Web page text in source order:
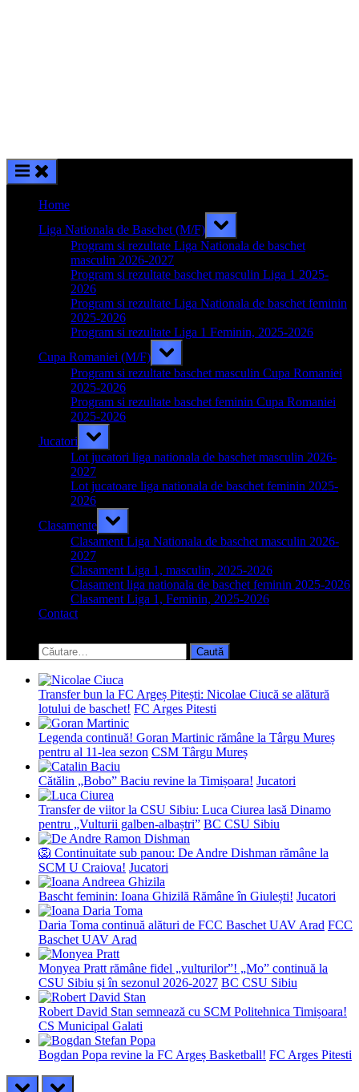
Home
Liga Nationala de Baschet (M/F)
Toggle
sub-
menu
Program si rezultate Liga Nationala de baschet
masculin 2026-2027
Program si rezultate baschet masculin Liga 1 2025-
2026
Program si rezultate Liga Nationala de baschet feminin
2025-2026
Program si rezultate Liga 1 Feminin, 2025-2026
Cupa Romaniei (M/F)
Toggle
sub-
menu
Program si rezultate baschet masculin Cupa Romaniei
2025-2026
Program si rezultate baschet feminin Cupa Romaniei
2025-2026
Jucatori
Toggle
sub-
menu
Lot jucatori liga nationala de baschet masculin 2026-
2027
Lot jucatoare liga nationala de baschet feminin 2025-
2026
Clasamente
Toggle
sub-
menu
Clasament Liga Nationala de baschet masculin 2026-
2027
Clasament Liga 1, masculin, 2025-2026
Clasament liga nationala de baschet feminin 2025-2026
Clasament Liga 1, Feminin, 2025-2026
Contact
search
form
Caută
după:
Transfer bun la FC Argeș Pitești: Nicolae Ciucă se alătură
lotului de baschet! FC Arges Pitesti
Legenda continuă! Goran Martinic rămâne la Târgu Mureș
pentru al 11-lea sezon CSM Târgu Mureș
Cătălin „Bobo” Baciu revine la Timișoara! Jucatori
Transfer de viitor la CSU Sibiu: Luca Ciurea lasă Dinamo
pentru „Vulturii galben-albaștri” BC CSU Sibiu
🦁 Continuitate sub panou: De Andre Dishman rămâne la
SCM U Craiova! Jucatori
Bascht feminin: Ioana Ghizilă Rămâne în Giulești! Jucatori
Daria Toma continuă alături de FCC Baschet UAV Arad FCC
Baschet UAV Arad
Monyea Pratt rămâne fidel „vulturilor”! „Mo” continuă la
CSU Sibiu și în sezonul 2026-2027 BC CSU Sibiu
Robert David Stan semnează cu SCM Politehnica Timișoara!
CS Municipal Galati
Bogdan Popa revine la FC Argeș Basketball! FC Arges Pitesti
prev next